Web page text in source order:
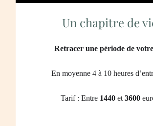
Un chapitre de
Retracer une période de
En moyenne 4 à 10 heures
Tarif : Entre 1440et 3600